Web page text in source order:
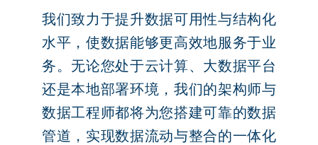
我们致力于提升数据可用性与结构化
水平，使数据能够更高效地服务于业
务。无论您处于云计算、大数据平台
还是本地部署环境，我们的架构师与
数据工程师都将为您搭建可靠的数据
管道，实现数据流动与整合的一体化